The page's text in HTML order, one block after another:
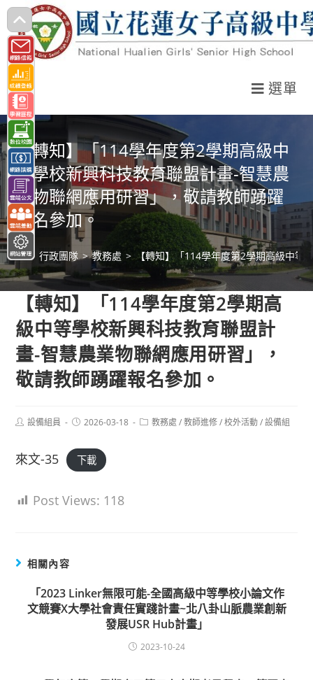
跳
轉
至
主
要
內
容
選單
【轉知】「114學年度第2學期高級中
等學校新興科技教育聯盟計畫-智慧農
業物聯網應用研習」，敬請教師踴躍
報名參加。
> 行政團隊 > 教務處 > 【轉知】「114學年度第2學期高級中等
【轉知】「114學年度第2學期高
級中等學校新興科技教育聯盟計
畫-智慧農業物聯網應用研習」，
敬請教師踴躍報名參加。
Post設備組員
Post2026-03-18
Post教務處 / 教師進修 / 校外活動 / 設備組
來文-35 下載
Post Views: 118
相關內容
「2023 Linker無限可能-全國高級中等學校小論文作
文競賽X大學社會責任實踐計畫~北八卦山脈農業創新
發展USR Hub計畫」
2023-10-24